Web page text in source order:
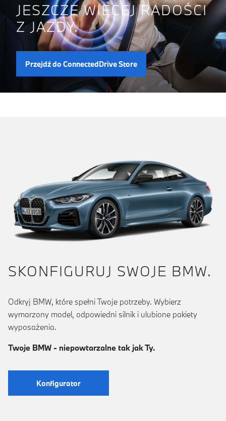
JESZCZE WIĘCEJ RADOŚCI
Z JAZDY.
Przejdź do ConnectedDrive Store
SKONFIGURUJ SWOJE BMW.
Odkryj BMW, które spełni Twoje potrzeby. Wybierz
wymarzony model, odpowiedni silnik i ulubione pakiety
wyposażenia.
Twoje BMW - niepowtarzalne tak jak Ty.
Konfigurator